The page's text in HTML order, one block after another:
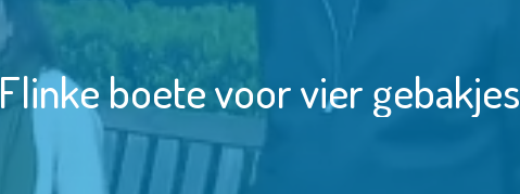
Flinke boete voor vier gebakjes